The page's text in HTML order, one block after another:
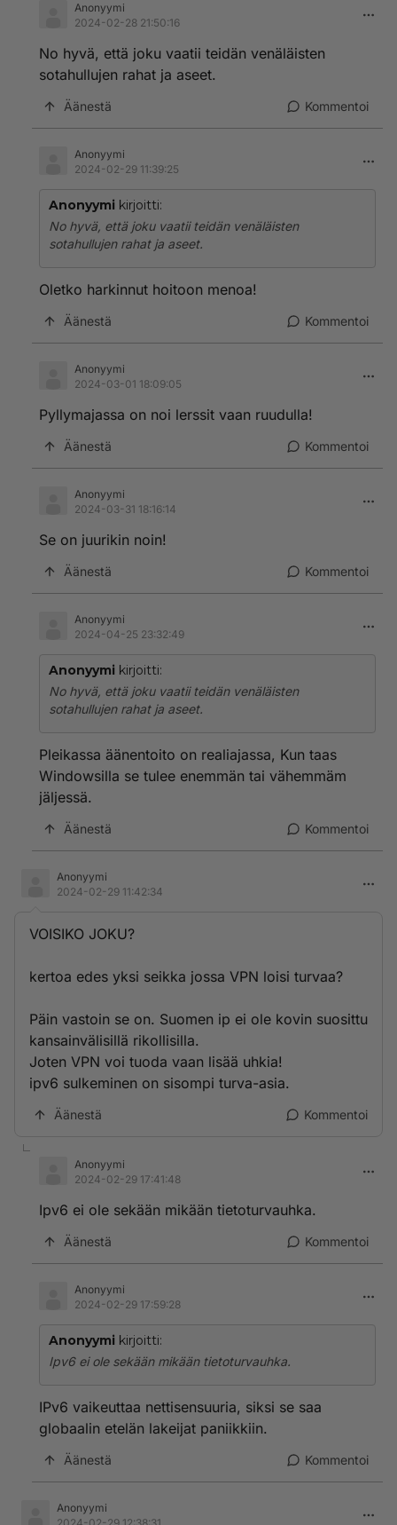
Anonyymi
2024-02-28 21:50:16
No hyvä, että joku vaatii teidän venäläisten
sotahullujen rahat ja aseet.
Äänestä Kommentoi
Anonyymi
2024-02-29 11:39:25
Anonyymi kirjoitti:
No hyvä, että joku vaatii teidän venäläisten
sotahullujen rahat ja aseet.
Oletko harkinnut hoitoon menoa!
Äänestä Kommentoi
Anonyymi
2024-03-01 18:09:05
Pyllymajassa on noi lerssit vaan ruudulla!
Äänestä Kommentoi
Anonyymi
2024-03-31 18:16:14
Se on juurikin noin!
Äänestä Kommentoi
Anonyymi
2024-04-25 23:32:49
Anonyymi kirjoitti:
No hyvä, että joku vaatii teidän venäläisten
sotahullujen rahat ja aseet.
Pleikassa äänentoito on realiajassa, Kun taas
Windowsilla se tulee enemmän tai vähemmäm
jäljessä.
Äänestä Kommentoi
Anonyymi
2024-02-29 11:42:34
VOISIKO JOKU?
kertoa edes yksi seikka jossa VPN loisi turvaa?
Päin vastoin se on. Suomen ip ei ole kovin suosittu
kansainvälisillä rikollisilla.
Joten VPN voi tuoda vaan lisää uhkia!
ipv6 sulkeminen on sisompi turva-asia.
Äänestä Kommentoi
Anonyymi
2024-02-29 17:41:48
Ipv6 ei ole sekään mikään tietoturvauhka.
Äänestä Kommentoi
Anonyymi
2024-02-29 17:59:28
Anonyymi kirjoitti:
Ipv6 ei ole sekään mikään tietoturvauhka.
IPv6 vaikeuttaa nettisensuuria, siksi se saa
globaalin etelän lakeijat paniikkiin.
Äänestä Kommentoi
Anonyymi